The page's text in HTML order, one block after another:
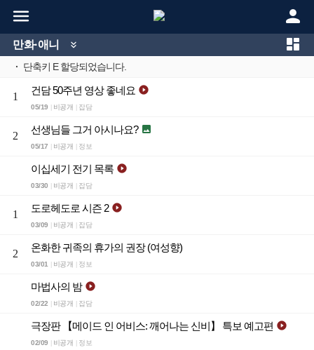
 
만화·애니  
· 단축키 E 할당되었습니다.
1
건담 50주년 영상 좋네요 
05/19 비공개 잡담
2
선생님들 그거 아시나요? 
05/17 비공개 정보
이십세기 전기 목록 
03/30 비공개 잡담
1
도로헤도로 시즌 2 
03/09 비공개 잡담
2
온화한 귀족의 휴가의 권장 (여성향)
03/01 비공개 정보
마법사의 밤 
02/22 비공개 잡담
극장판 【메이드 인 어비스: 깨어나는 신비】 특보 예고편 
02/09 비공개 정보